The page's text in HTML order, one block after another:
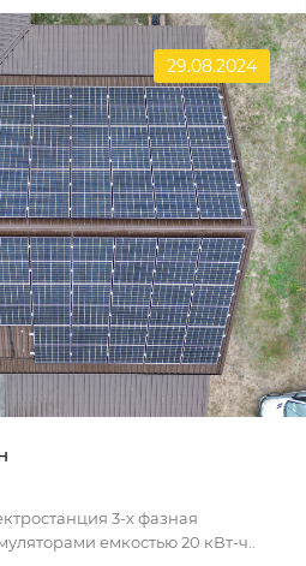
29.08.2024
3-х фазная
емкостью 20 кВт-ч..